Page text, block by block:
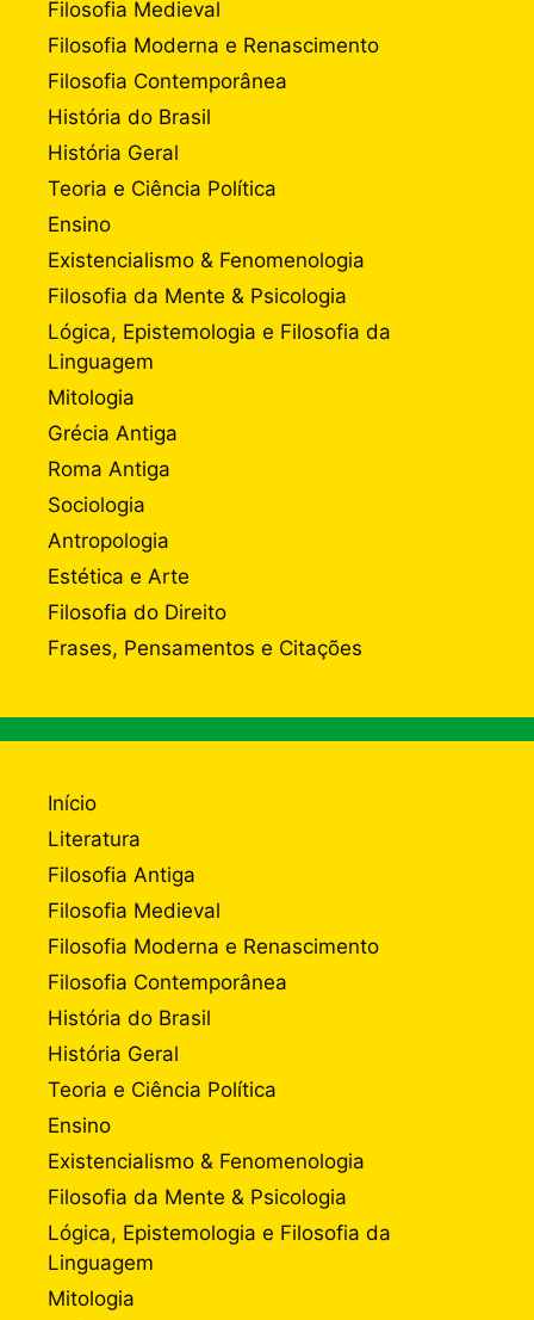
Filosofia Medieval
Filosofia Moderna e Renascimento
Filosofia Contemporânea
História do Brasil
História Geral
Teoria e Ciência Política
Ensino
Existencialismo & Fenomenologia
Filosofia da Mente & Psicologia
Lógica, Epistemologia e Filosofia da
Linguagem
Mitologia
Grécia Antiga
Roma Antiga
Sociologia
Antropologia
Estética e Arte
Filosofia do Direito
Frases, Pensamentos e Citações
Início
Literatura
Filosofia Antiga
Filosofia Medieval
Filosofia Moderna e Renascimento
Filosofia Contemporânea
História do Brasil
História Geral
Teoria e Ciência Política
Ensino
Existencialismo & Fenomenologia
Filosofia da Mente & Psicologia
Lógica, Epistemologia e Filosofia da
Linguagem
Mitologia